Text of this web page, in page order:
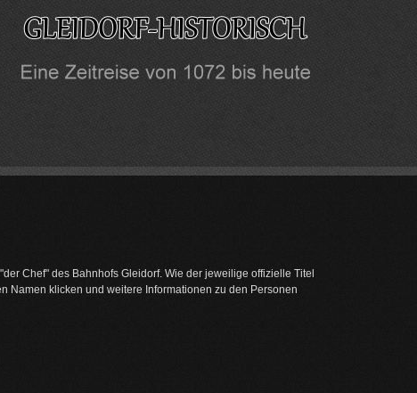
Chef" des Bahnhofs Gleidorf. Wie der jeweilige offizielle Titel
Namen klicken und weitere Informationen zu den Personen